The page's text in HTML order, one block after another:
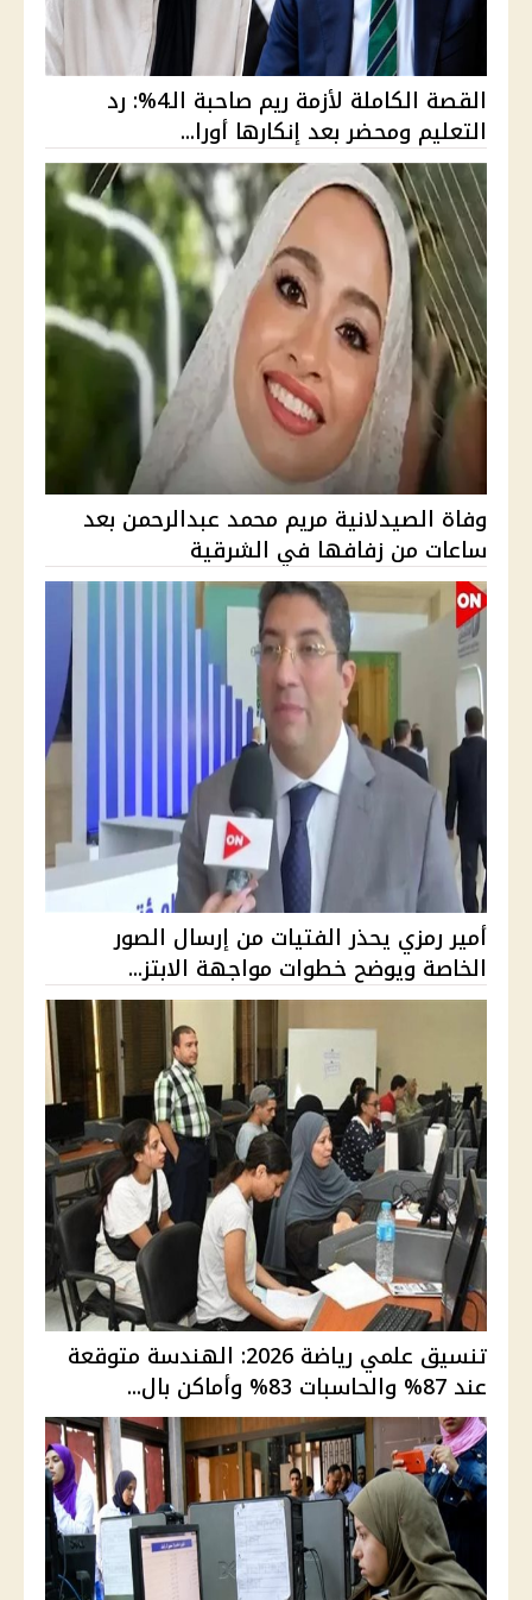
القصة الكاملة لأزمة ريم صاحبة الـ4%: رد
التعليم ومحضر بعد إنكارها أورا...
وفاة الصيدلانية مريم محمد عبدالرحمن بعد
ساعات من زفافها في الشرقية
أمير رمزي يحذر الفتيات من إرسال الصور
الخاصة ويوضح خطوات مواجهة الابتز...
تنسيق علمي رياضة 2026: الهندسة متوقعة
عند 87% والحاسبات 83% وأماكن بال...